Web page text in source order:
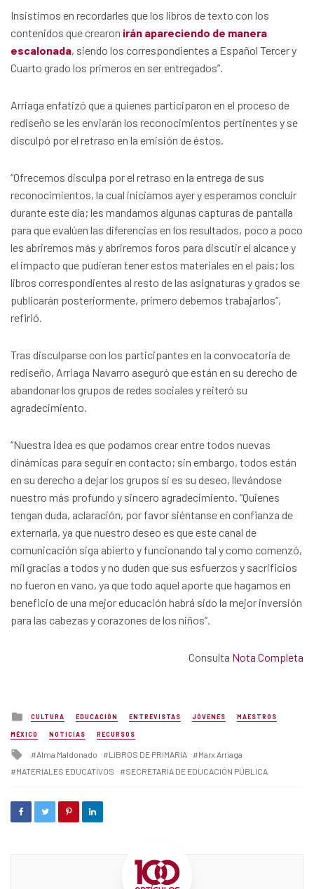
Insistimos en recordarles que los libros de texto con los
contenidos que crearon irán apareciendo de manera
escalonada, siendo los correspondientes a Español Tercer y
Cuarto grado los primeros en ser entregados”.
Arriaga enfatizó que a quienes participaron en el proceso de
rediseño se les enviarán los reconocimientos pertinentes y se
disculpó por el retraso en la emisión de éstos.
“Ofrecemos disculpa por el retraso en la entrega de sus
reconocimientos, la cual iniciamos ayer y esperamos concluir
durante este día; les mandamos algunas capturas de pantalla
para que evalúen las diferencias en los resultados, poco a poco
les abriremos más y abriremos foros para discutir el alcance y
el impacto que pudieran tener estos materiales en el país; los
libros correspondientes al resto de las asignaturas y grados se
publicarán posteriormente, primero debemos trabajarlos”,
refirió.
Tras disculparse con los participantes en la convocatoria de
rediseño, Arriaga Navarro aseguró que están en su derecho de
abandonar los grupos de redes sociales y reiteró su
agradecimiento.
“Nuestra idea es que podamos crear entre todos nuevas
dinámicas para seguir en contacto; sin embargo, todos están
en su derecho a dejar los grupos si es su deseo, llevándose
nuestro más profundo y sincero agradecimiento. “Quienes
tengan duda, aclaración, por favor siéntanse en confianza de
externarla, ya que nuestro deseo es que este canal de
comunicación siga abierto y funcionando tal y como comenzó,
mil gracias a todos y no duden que sus esfuerzos y sacrificios
no fueron en vano, ya que todo aquel aporte que hagamos en
beneficio de una mejor educación habrá sido la mejor inversión
para las cabezas y corazones de los niños”.
Consulta Nota Completa
Posted
in
CULTURA EDUCACIÓN ENTREVISTAS JÓVENES MAESTROS
MÉXICO NOTICIAS RECURSOS
Tagged
Alma Maldonado LIBROS DE PRIMARIA
Marx Arriaga
MATERIALES EDUCATIVOS
SECRETARÍA DE EDUCACIÓN PÚBLICA